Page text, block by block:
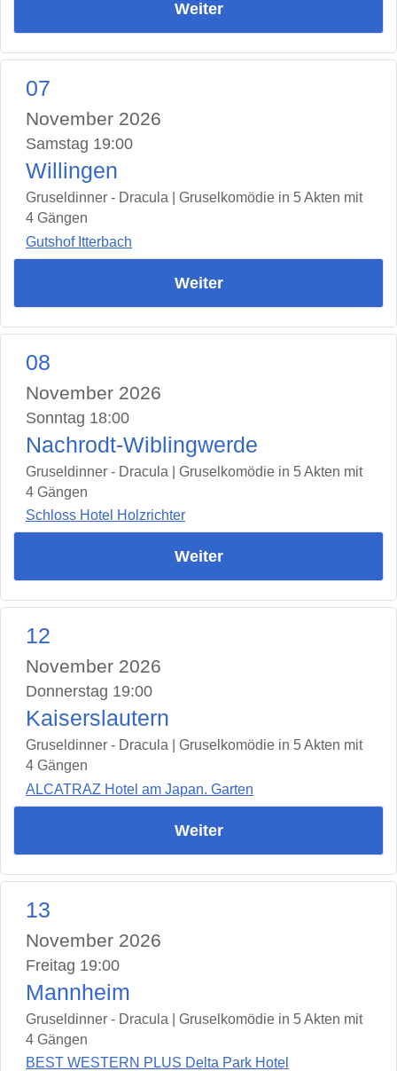
Weiter
07
November 2026
Samstag 19:00
Willingen
Gruseldinner - Dracula | Gruselkomödie in 5 Akten mit
4 Gängen
Gutshof Itterbach
Weiter
08
November 2026
Sonntag 18:00
Nachrodt-Wiblingwerde
Gruseldinner - Dracula | Gruselkomödie in 5 Akten mit
4 Gängen
Schloss Hotel Holzrichter
Weiter
12
November 2026
Donnerstag 19:00
Kaiserslautern
Gruseldinner - Dracula | Gruselkomödie in 5 Akten mit
4 Gängen
ALCATRAZ Hotel am Japan. Garten
Weiter
13
November 2026
Freitag 19:00
Mannheim
Gruseldinner - Dracula | Gruselkomödie in 5 Akten mit
4 Gängen
BEST WESTERN PLUS Delta Park Hotel